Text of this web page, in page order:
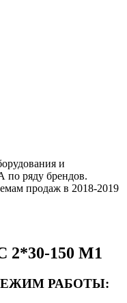
и
по ряду брендов.
продаж в 2018-2019
2*30-150 М1
РАБОТЫ: